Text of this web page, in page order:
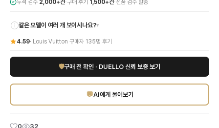
누적 검수 2,000+건 구매 후기 1,500+건 전품 검수 발송
i 같은 모델이 여러 개 보이시나요?▾
4.59· Louis Vuitton 구매자 135명 후기
🛡구매 전 확인 · DUELLO 신뢰 보증 보기
💬AI에게 물어보기
0 32